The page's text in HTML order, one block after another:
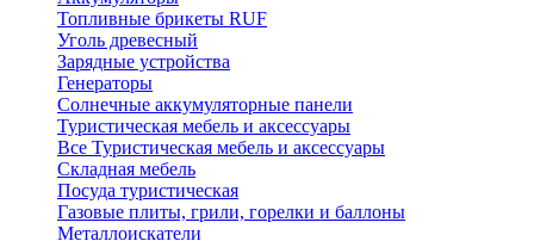
Топливные брикеты RUF
Уголь древесный
Зарядные устройства
Генераторы
Солнечные аккумуляторные панели
Туристическая мебель и аксессуары
Все Туристическая мебель и аксессуары
Складная мебель
Посуда туристическая
Газовые плиты, грили, горелки и баллоны
Металлоискатели